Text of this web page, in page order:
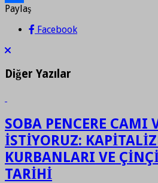
Paylaş
Paylaş
Facebook
Diğer Yazılar
SOBA PENCERE CAMI
İSTİYORUZ:
KURBANLARI VE
TARİHİ